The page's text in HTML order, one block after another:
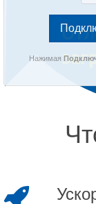
Нажимая